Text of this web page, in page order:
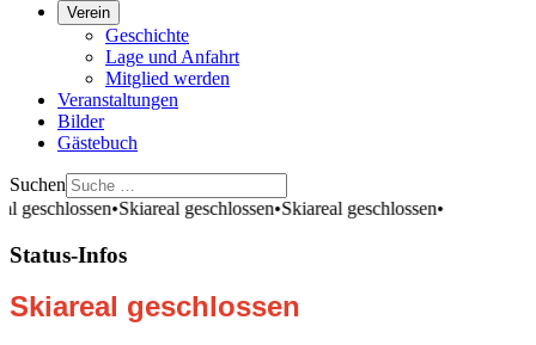
Verein
Geschichte
Lage und Anfahrt
Mitglied werden
Veranstaltungen
Bilder
Gästebuch
Suchen
geschlossen•Skiareal geschlossen•Skiareal geschlossen•
Status-Infos
Skiareal geschlossen